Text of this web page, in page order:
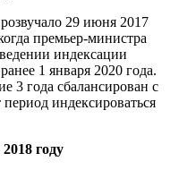
29 июня 2017
премьер-министра
индексации
1 января 2020 года.
3 года сбалансирован с
индексироваться
году